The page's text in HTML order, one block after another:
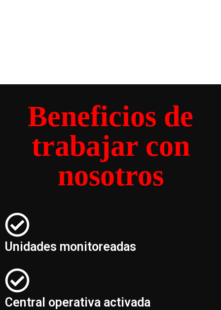
Beneficios de
trabajar con
nosotros
Unidades monitoreadas
Central operativa activada